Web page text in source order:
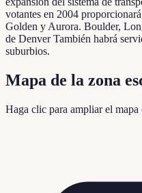
votantes en 2004
Golden y Aurora. Boulder,
de Denver También habrá
suburbios.
Mapa de la zona
Haga clic para ampliar el mapa